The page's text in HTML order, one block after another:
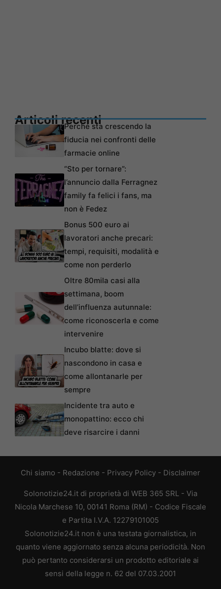
Articoli recentiPerché sta crescendo la
fiducia nei confronti delle
farmacie online
“Sto per tornare”:
l’annuncio dalla Ferragnez
family fa felici i fans, ma
non è Fedez
Bonus 500 euro ai
lavoratori anche precari:
tempi, requisiti, modalità e
come non perderlo
Oltre 80mila casi alla
settimana, boom
dell’influenza autunnale:
come riconoscerla e come
intervenire
Incubo blatte: dove si
nascondono in casa e
come allontanarle per
sempre
Incidente tra auto e
monopattino: ecco chi
deve risarcire i danni
Chi siamo - Redazione - Privacy Policy - Disclaimer
Solonotizie24.it di proprietà di WEB 365 SRL - Via
Nicola Marchese 10, 00141 Roma (RM) - Codice Fiscale
e Partita I.V.A. 12279101005
Solonotizie24.it non è una testata giornalistica, in
quanto viene aggiornato senza alcuna periodicità. Non
può pertanto considerarsi un prodotto editoriale ai
sensi della legge n. 62 del 07.03.2001